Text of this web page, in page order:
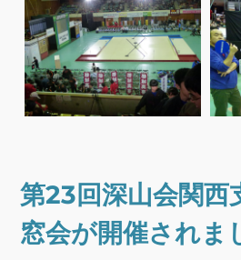
第23回深山会関西
窓会が開催されま